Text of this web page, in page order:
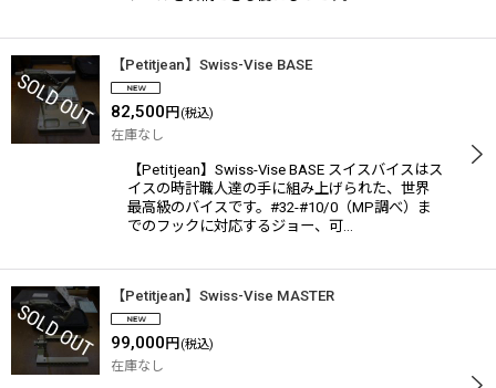
【Petitjean】Swiss-Vise BASE
82,500 円 (税込)
在庫なし
【Petitjean】Swiss-Vise BASE スイスバイスはス
イスの時計職人達の手に組み上げられた、世界
最高級のバイスです。#32-#10/0（MP調べ）ま
でのフックに対応するジョー、可…
【Petitjean】Swiss-Vise MASTER
99,000 円 (税込)
在庫なし